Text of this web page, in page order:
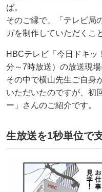
ば。
そのご縁で、「テレビ局
ガを制作していただくこ
HBCテレビ「今日ドキッ
分～7時放送）の放送現場
その中で横山先生ご自身
いただいたのですが、初
ー」さんのご紹介です。
生放送を1秒単位で